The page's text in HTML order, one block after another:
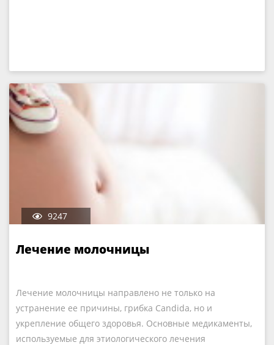
9247
Лечение молочницы
Лечение молочницы направлено не только на
устранение ее причины, грибка Candida, но и
укрепление общего здоровья. Основные медикаменты,
используемые для этиологического лечения